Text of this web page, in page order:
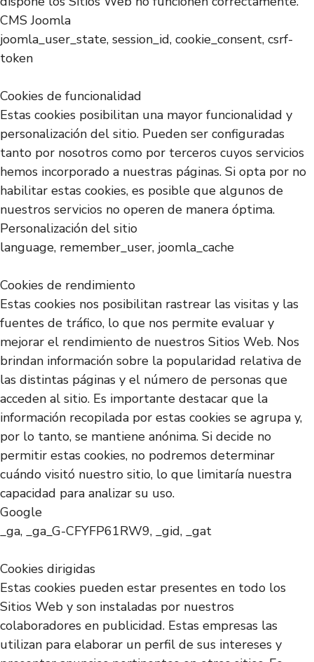
CMS Joomla
joomla_user_state, session_id, cookie_consent, csrf-
token
Cookies de funcionalidad
Estas cookies posibilitan una mayor funcionalidad y
personalización del sitio. Pueden ser configuradas
tanto por nosotros como por terceros cuyos servicios
hemos incorporado a nuestras páginas. Si opta por no
habilitar estas cookies, es posible que algunos de
nuestros servicios no operen de manera óptima.
Personalización del sitio
language, remember_user, joomla_cache
Cookies de rendimiento
Estas cookies nos posibilitan rastrear las visitas y las
fuentes de tráfico, lo que nos permite evaluar y
mejorar el rendimiento de nuestros Sitios Web. Nos
brindan información sobre la popularidad relativa de
las distintas páginas y el número de personas que
acceden al sitio. Es importante destacar que la
información recopilada por estas cookies se agrupa y,
por lo tanto, se mantiene anónima. Si decide no
permitir estas cookies, no podremos determinar
cuándo visitó nuestro sitio, lo que limitaría nuestra
capacidad para analizar su uso.
Google
_ga, _ga_G-CFYFP61RW9, _gid, _gat
Cookies dirigidas
Estas cookies pueden estar presentes en todo los
Sitios Web y son instaladas por nuestros
colaboradores en publicidad. Estas empresas las
utilizan para elaborar un perfil de sus intereses y